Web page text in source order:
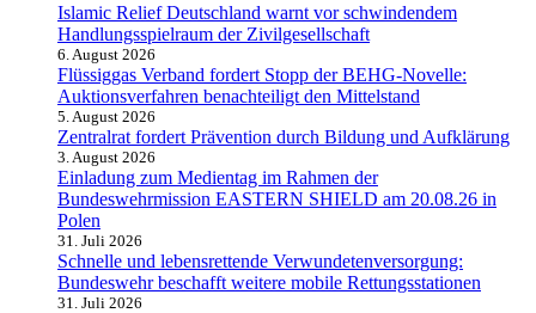
Islamic Relief Deutschland warnt vor schwindendem
Handlungsspielraum der Zivilgesellschaft
6. August 2026
Flüssiggas Verband fordert Stopp der BEHG-Novelle:
Auktionsverfahren benachteiligt den Mittelstand
5. August 2026
Zentralrat fordert Prävention durch Bildung und Aufklärung
3. August 2026
Einladung zum Medientag im Rahmen der
Bundeswehrmission EASTERN SHIELD am 20.08.26 in
Polen
31. Juli 2026
Schnelle und lebensrettende Verwundetenversorgung:
Bundeswehr beschafft weitere mobile Rettungsstationen
31. Juli 2026